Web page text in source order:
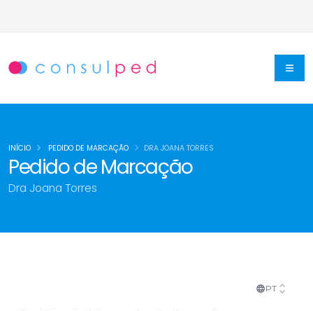
Pedido de Marcação
Dra Joana Torres
INÍCIO PEDIDO DE MARCAÇÃO DRA JOANA TORRES